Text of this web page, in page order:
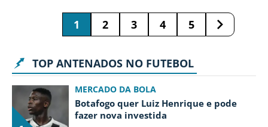
1 2 3 4 5
TOP ANTENADOS NO FUTEBOL
MERCADO DA BOLA
Botafogo quer Luiz Henrique e pode
fazer nova investida